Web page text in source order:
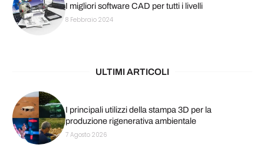
I migliori software CAD per tutti i livelli
8 Febbraio 2024
ULTIMI ARTICOLI
I principali utilizzi della stampa 3D per la
produzione rigenerativa ambientale
7 Agosto 2026